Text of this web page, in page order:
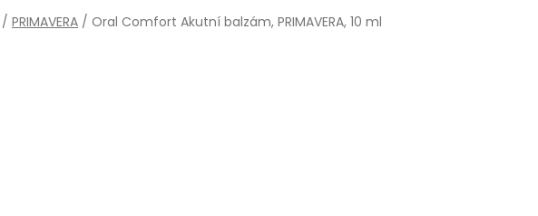
/ PRIMAVERA / Oral Comfort Akutní balzám, PRIMAVERA, 10 ml